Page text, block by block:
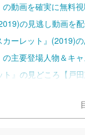
動画を確実に無料
の見逃し動画を
ーレット』(2019)
主要登場人物＆キャ
』の見どころ【戸田